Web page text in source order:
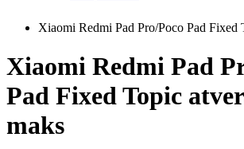
Xiaomi Redmi Pad Pro/Poco Pad Fixed
Xiaomi Redmi Pad
Pad Fixed Topic
maks